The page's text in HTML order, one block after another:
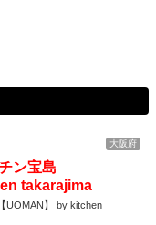
大阪府
ン宝島
takarajima
UOMAN】 by kitchen